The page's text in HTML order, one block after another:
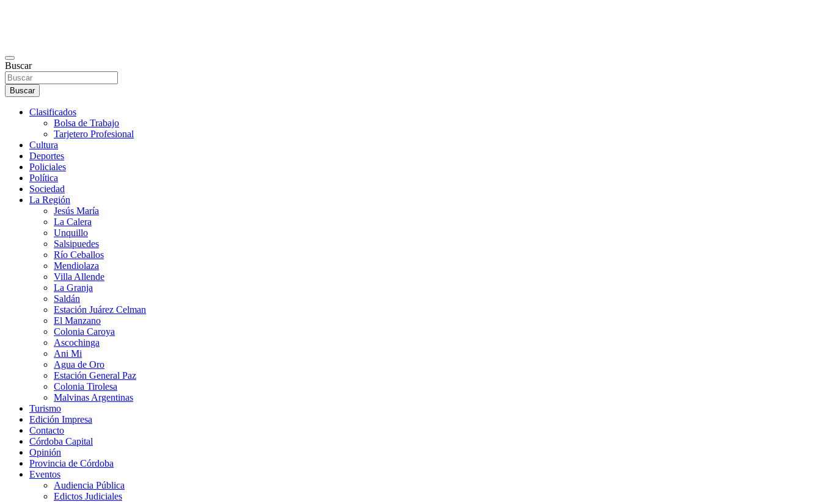
Buscar
Buscar
Clasificados
Bolsa de Trabajo
Tarjetero Profesional
Cultura
Deportes
Policiales
Política
Sociedad
La Región
Jesús María
La Calera
Unquillo
Salsipuedes
Río Ceballos
Mendiolaza
Villa Allende
La Granja
Saldán
Estación Juárez Celman
El Manzano
Colonia Caroya
Ascochinga
Ani Mi
Agua de Oro
Estación General Paz
Colonia Tirolesa
Malvinas Argentinas
Turismo
Edición Impresa
Contacto
Córdoba Capital
Opinión
Provincia de Córdoba
Eventos
Audiencia Pública
Edictos Judiciales